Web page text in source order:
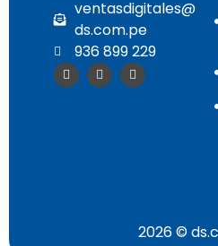
ventasdigitales@
ds.com.pe
936 899 229
2026 ©